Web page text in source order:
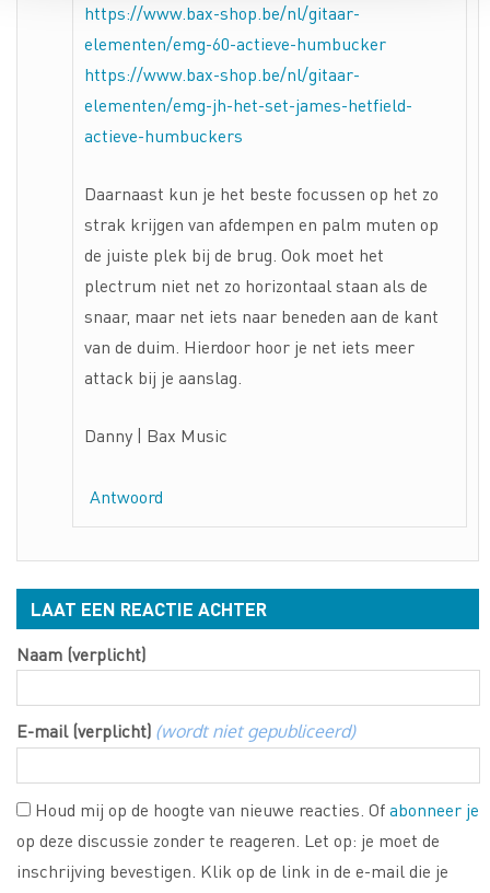
https://www.bax-shop.be/nl/gitaar-
elementen/emg-60-actieve-humbucker
https://www.bax-shop.be/nl/gitaar-
elementen/emg-jh-het-set-james-hetfield-
actieve-humbuckers
Daarnaast kun je het beste focussen op het zo
strak krijgen van afdempen en palm muten op
de juiste plek bij de brug. Ook moet het
plectrum niet net zo horizontaal staan als de
snaar, maar net iets naar beneden aan de kant
van de duim. Hierdoor hoor je net iets meer
attack bij je aanslag.
Danny | Bax Music
Antwoord
LAAT EEN REACTIE ACHTER
Naam (verplicht)
E-mail (verplicht) (wordt niet gepubliceerd)
Houd mij op de hoogte van nieuwe reacties. Ofabonneer je
op deze discussie zonder te reageren. Let op: je moet de
inschrijving bevestigen. Klik op de link in de e-mail die je